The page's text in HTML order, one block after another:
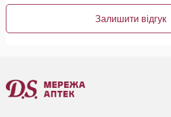
Залишити відгук